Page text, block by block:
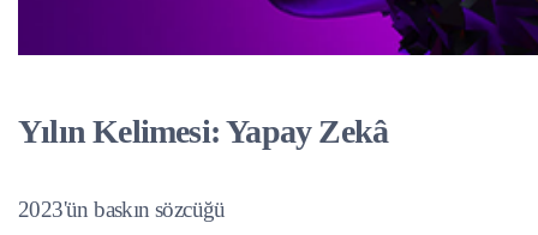
Yılın Kelimesi: Yapay Zekâ
2023'ün baskın sözcüğü